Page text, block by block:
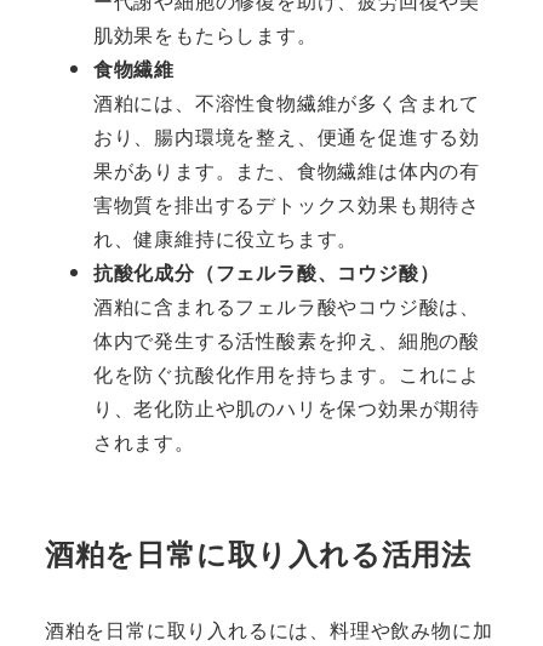
肌効果をもたらします。
食物繊維
酒粕には、不溶性食物繊維が多く含まれて
おり、腸内環境を整え、便通を促進する効
果があります。また、食物繊維は体内の有
害物質を排出するデトックス効果も期待さ
れ、健康維持に役立ちます。
抗酸化成分（フェルラ酸、コウジ酸）
酒粕に含まれるフェルラ酸やコウジ酸は、
体内で発生する活性酸素を抑え、細胞の酸
化を防ぐ抗酸化作用を持ちます。これによ
り、老化防止や肌のハリを保つ効果が期待
されます。
酒粕を日常に取り入れる活用法
酒粕を日常に取り入れるには、料理や飲み物に加